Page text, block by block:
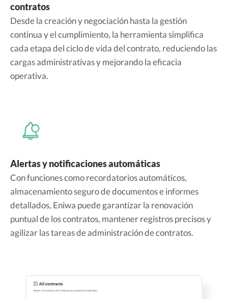
contratos
Desde la creación y negociación hasta la gestión
continua y el cumplimiento, la herramienta simplifica
cada etapa del ciclo de vida del contrato, reduciendo las
cargas administrativas y mejorando la eficacia
operativa.
Alertas y notificaciones automáticas
Con funciones como recordatorios automáticos,
almacenamiento seguro de documentos e informes
detallados, Eniwa puede garantizar la renovación
puntual de los contratos, mantener registros precisos y
agilizar las tareas de administración de contratos.